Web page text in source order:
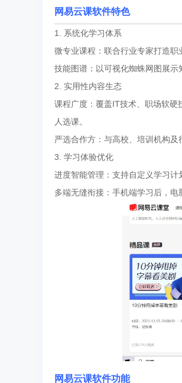
网易云课软件特色
1. 系统化学习体系
微专业课程：联合行业专家打造职
技能图谱：以可视化蜘蛛网图展示
2. 实用性内容生态
课程广度：覆盖IT技术、职场软
人选课。
严选合作方：与高校、培训机构及
3. 学习体验优化
进度智能管理：支持自定义学习计
多端无缝衔接：手机端学习后，电
网易云课软件功能